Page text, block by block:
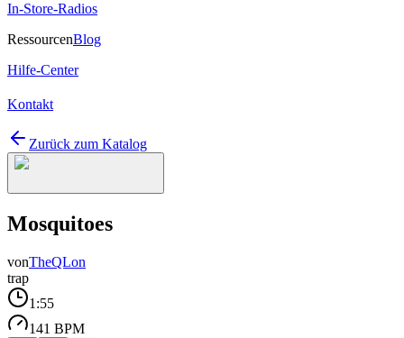
In-Store-Radios
RessourcenBlog
Hilfe-Center
Kontakt
Zurück zum Katalog
Mosquitoes
vonTheQLon
trap
1:55
141 BPM